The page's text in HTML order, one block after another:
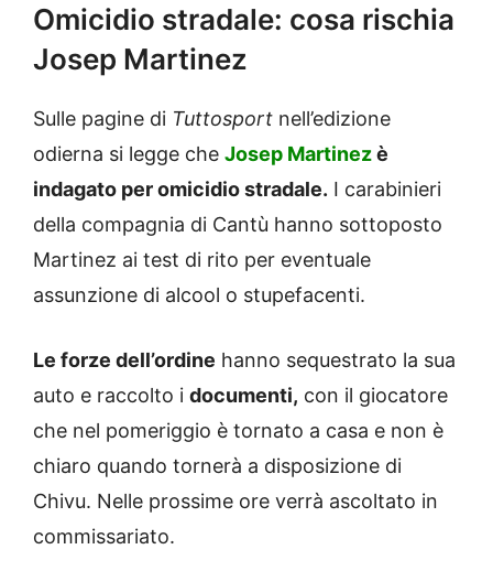
Omicidio stradale: cosa rischia
Josep Martinez
Sulle pagine di Tuttosport nell’edizione
odierna si legge che Josep Martinezè
indagato per omicidio stradale. I carabinieri
della compagnia di Cantù hanno sottoposto
Martinez ai test di rito per eventuale
assunzione di alcool o stupefacenti.
Le forze dell’ordine hanno sequestrato la sua
auto e raccolto i documenti, con il giocatore
che nel pomeriggio è tornato a casa e non è
chiaro quando tornerà a disposizione di
Chivu. Nelle prossime ore verrà ascoltato in
commissariato.